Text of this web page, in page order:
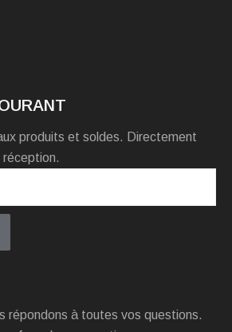
produits et soldes. Directement
répondons à toutes vos questions.